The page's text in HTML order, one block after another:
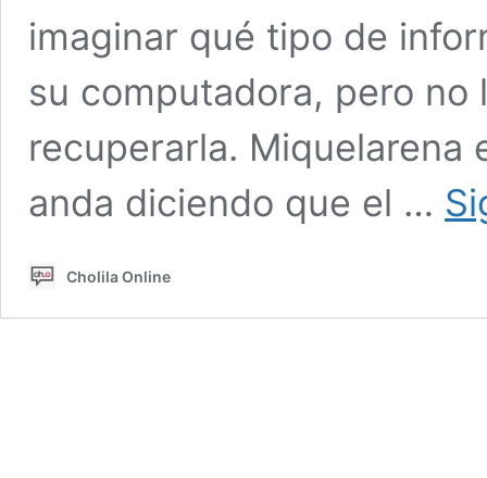
imaginar qué tipo de
su computadora, pero
recuperarla. Miquelarena
anda diciendo que el …
Cholila Online